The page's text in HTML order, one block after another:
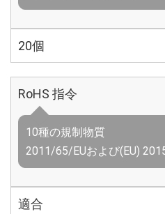
20個
RoHS 指令
10種の規制物質
2011/65/EUおよび(EU)
適合